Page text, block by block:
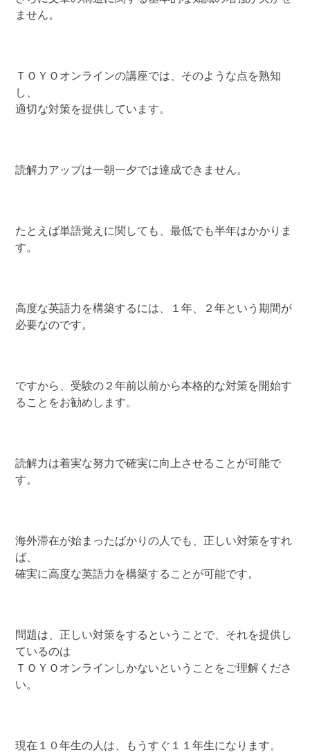
ません。
ＴＯＹＯオンラインの講座では、そのような点を熟知
し、
適切な対策を提供しています。
読解力アップは一朝一夕では達成できません。
たとえば単語覚えに関しても、最低でも半年はかかりま
す。
高度な英語力を構築するには、１年、２年という期間が
必要なのです。
ですから、受験の２年前以前から本格的な対策を開始す
ることをお勧めします。
読解力は着実な努力で確実に向上させることが可能で
す。
海外滞在が始まったばかりの人でも、正しい対策をすれ
ば、
確実に高度な英語力を構築することが可能です。
問題は、正しい対策をするということで、それを提供し
ているのは
ＴＯＹＯオンラインしかないということをご理解くださ
い。
現在１０年生の人は、もうすぐ１１年生になります。